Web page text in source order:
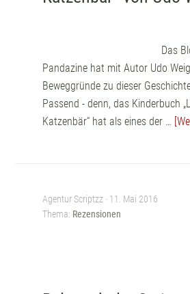
Das
Pandazine hat mit Autor Udo
Beweggründe zu dieser
Passend - denn, das Kinderbuch
Katzenbär“ hat als eines der …
Agentur Scriptzz · 11. Mai 2016
Thema: Rezensionen